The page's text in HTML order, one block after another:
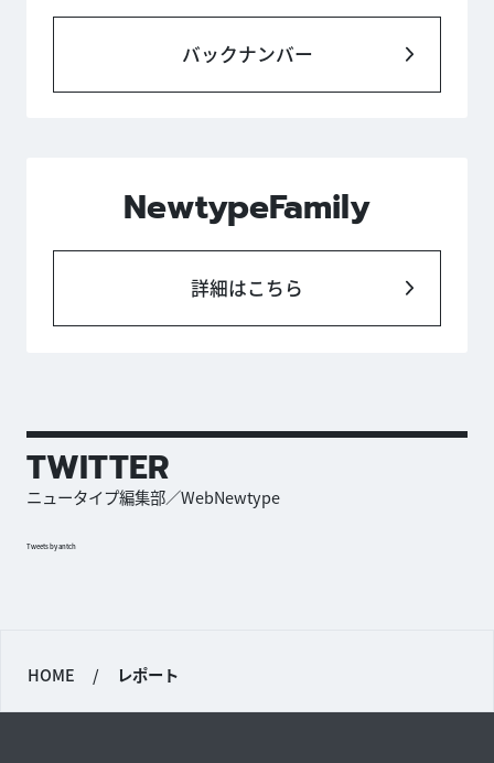
バックナンバー
NewtypeFamily
詳細はこちら
TWITTER
ニュータイプ編集部／WebNewtype
Tweets by antch
HOME / レポート